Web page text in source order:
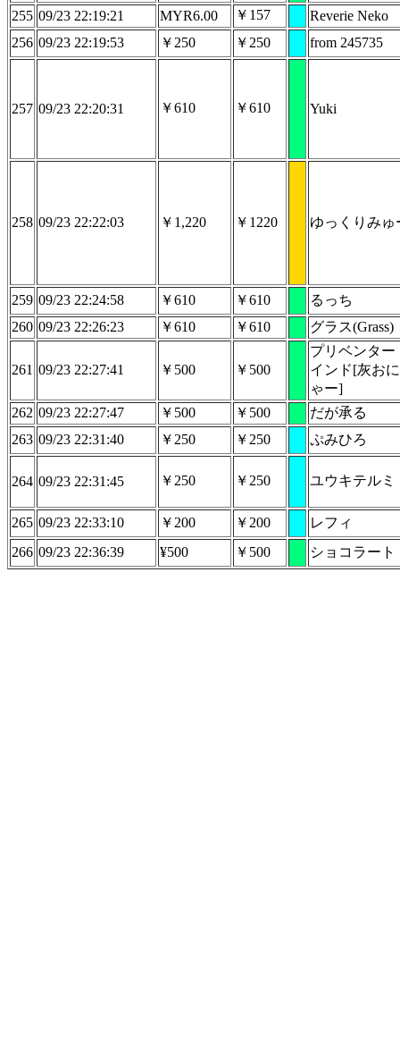
255 09/23 22:19:21 MYR6.00 ￥157
Reverie Neko
256 09/23 22:19:53 ￥250 ￥250 from 245735
257 09/23 22:20:31 ￥610 ￥610 Yuki
258 09/23 22:22:03 ￥1,220 ￥1220 ゆっくりみゅ
259 09/23 22:24:58 ￥610 ￥610
るっち
260 09/23 22:26:23 ￥610 ￥610 グラス(Grass)
261 09/23 22:27:41 ￥500 ￥500
プリベンター
インド[灰お
ゃー]
262 09/23 22:27:47 ￥500 ￥500
だが承る
263 09/23 22:31:40 ￥250 ￥250 ぷみひろ
264 09/23 22:31:45 ￥250 ￥250 ユウキテルミ
265 09/23 22:33:10 ￥200 ￥200
レフィ
266 09/23 22:36:39 ¥500 ￥500 ショコラート